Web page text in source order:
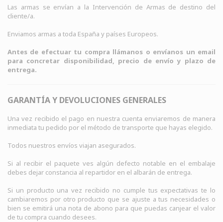
Las armas se envían a la Intervención de Armas de destino del
cliente/a.
Enviamos armas a toda España y países Europeos.
Antes de efectuar tu compra llámanos o envíanos un email
para concretar disponibilidad, precio de envío y plazo de
entrega.
GARANTÍA Y DEVOLUCIONES GENERALES
Una vez recibido el pago en nuestra cuenta enviaremos de manera
inmediata tu pedido por el método de transporte que hayas elegido.
Todos nuestros envíos viajan asegurados.
Si al recibir el paquete ves algún defecto notable en el embalaje
debes dejar constancia al repartidor en el albarán de entrega.
Si un producto una vez recibido no cumple tus expectativas te lo
cambiaremos por otro producto que se ajuste a tus necesidades o
bien se emitirá una nota de abono para que puedas canjear el valor
de tu compra cuando desees.